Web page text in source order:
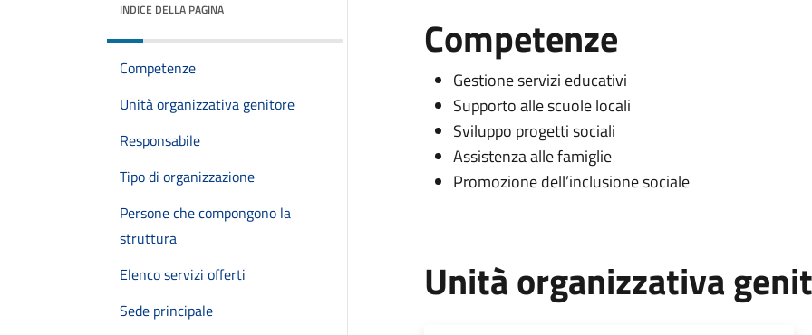
INDICE DELLA PAGINA
Competenze
Unità organizzativa genitore
Responsabile
Tipo di organizzazione
Persone che compongono la
struttura
Elenco servizi offerti
Sede principale
Competenze
Gestione servizi educativi
Supporto alle scuole locali
Sviluppo progetti sociali
Assistenza alle famiglie
Promozione dell’inclusione sociale
Unità organizzativa